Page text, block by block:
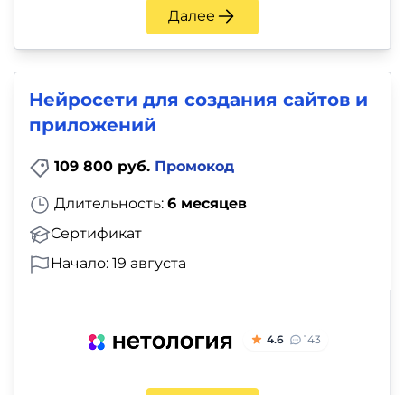
Далее
Нейросети для создания сайтов и
приложений
109 800 руб. Промокод
Длительность: 6 месяцев
Сертификат
Начало: 19 августа
4.6 143